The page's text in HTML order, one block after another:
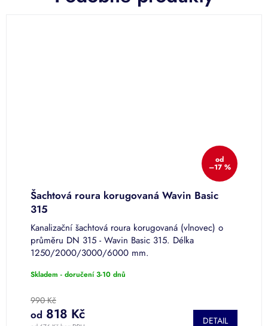
od
–17 %
Šachtová roura korugovaná Wavin Basic
315
Kanalizační šachtová roura korugovaná (vlnovec) o
průměru DN 315 - Wavin Basic 315. Délka
1250/2000/3000/6000 mm.
Skladem - doručení 3-10 dnů
990 Kč
od 818 Kč DETAIL